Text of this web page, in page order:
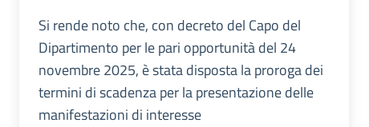
Si rende noto che, con decreto del Capo del
Dipartimento per le pari opportunità del 24
novembre 2025, è stata disposta la proroga dei
termini di scadenza per la presentazione delle
manifestazioni di interesse